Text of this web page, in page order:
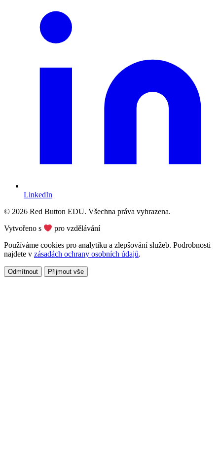
LinkedIn
© 2026 Red Button EDU. Všechna práva vyhrazena.
Vytvořeno s
pro vzdělávání
Používáme cookies pro analytiku a zlepšování služeb. Podrobnosti
najdete v zásadách ochrany osobních údajů.
Odmítnout Přijmout vše